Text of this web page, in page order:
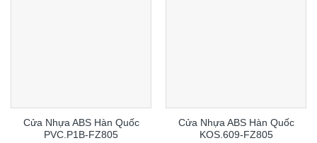
Cửa Nhựa ABS Hàn Quốc
PVC.P1B-FZ805
Cửa Nhựa ABS Hàn Quốc
KOS.609-FZ805